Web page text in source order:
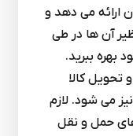
ارائه می دهد و
آن ها در طی
بهره ببرید.
تحویل کالا
می شود. لازم
حمل و نقل